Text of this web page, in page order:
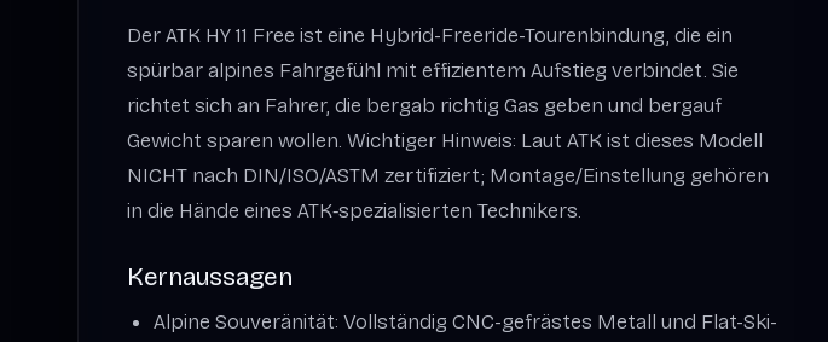
Der ATK HY 11 Free ist eine Hybrid-Freeride-Tourenbindung, die ein
spürbar alpines Fahrgefühl mit effizientem Aufstieg verbindet. Sie
richtet sich an Fahrer, die bergab richtig Gas geben und bergauf
Gewicht sparen wollen. Wichtiger Hinweis: Laut ATK ist dieses Modell
NICHT nach DIN/ISO/ASTM zertifiziert; Montage/Einstellung gehören
in die Hände eines ATK‑spezialisierten Technikers.
Kernaussagen
Alpine Souveränität: Vollständig CNC-gefrästes Metall und Flat-Ski-